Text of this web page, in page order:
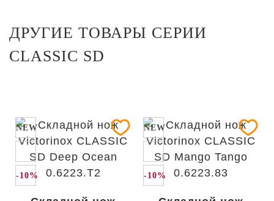
ДРУГИЕ ТОВАРЫ СЕРИИ
CLASSIC SD
NEW
-10%
NEW
-10%